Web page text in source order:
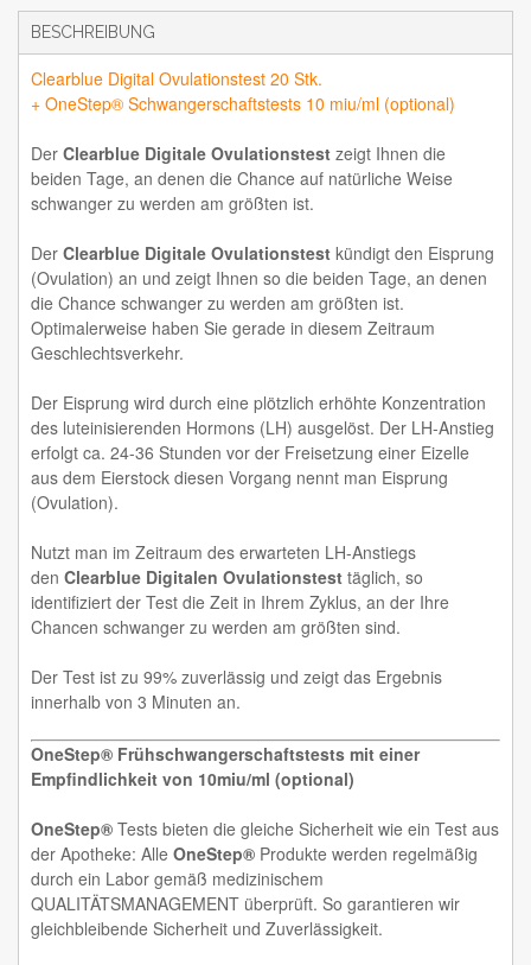
BESCHREIBUNG
Clearblue Digital Ovulationstest 20 Stk.
+ OneStep® Schwangerschaftstests 10 miu/ml (optional)
Der Clearblue Digitale Ovulationstest zeigt Ihnen die
beiden Tage, an denen die Chance auf natürliche Weise
schwanger zu werden am größten ist.
Der Clearblue Digitale Ovulationstest kündigt den Eisprung
(Ovulation) an und zeigt Ihnen so die beiden Tage, an denen
die Chance schwanger zu werden am größten ist.
Optimalerweise haben Sie gerade in diesem Zeitraum
Geschlechtsverkehr.
Der Eisprung wird durch eine plötzlich erhöhte Konzentration
des luteinisierenden Hormons (LH) ausgelöst. Der LH-Anstieg
erfolgt ca. 24-36 Stunden vor der Freisetzung einer Eizelle
aus dem Eierstock diesen Vorgang nennt man Eisprung
(Ovulation).
Nutzt man im Zeitraum des erwarteten LH-Anstiegs
den Clearblue Digitalen Ovulationstest täglich, so
identifiziert der Test die Zeit in Ihrem Zyklus, an der Ihre
Chancen schwanger zu werden am größten sind.
Der Test ist zu 99% zuverlässig und zeigt das Ergebnis
innerhalb von 3 Minuten an.
OneStep® Frühschwangerschaftstests mit einer
Empfindlichkeit von 10miu/ml (optional)
OneStep® Tests bieten die gleiche Sicherheit wie ein Test aus
der Apotheke: Alle OneStep® Produkte werden regelmäßig
durch ein Labor gemäß medizinischem
QUALITÄTSMANAGEMENT überprüft. So garantieren wir
gleichbleibende Sicherheit und Zuverlässigkeit.